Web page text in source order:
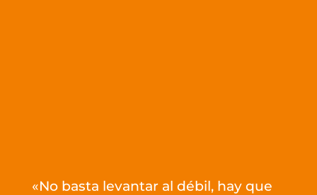
«No basta levantar al débil, hay que